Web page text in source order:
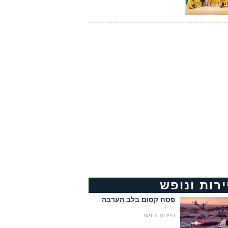
ונופש
פסח קסום בלב הערבה
תיירות ונופש